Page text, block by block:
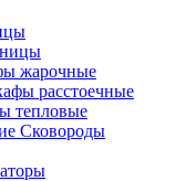
жарочные
расстоечные
тепловые
Сковороды